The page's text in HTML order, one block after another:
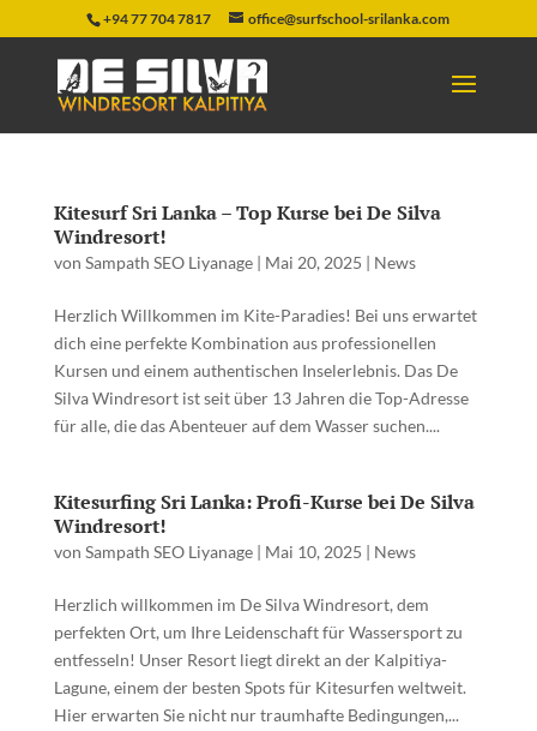
+94 77 704 7817 office@surfschool-srilanka.com
Kitesurf Sri Lanka – Top Kurse bei De Silva
Windresort!
von Sampath SEO Liyanage| Mai 20, 2025 | News
Herzlich Willkommen im Kite-Paradies! Bei uns erwartet
dich eine perfekte Kombination aus professionellen
Kursen und einem authentischen Inselerlebnis. Das De
Silva Windresort ist seit über 13 Jahren die Top-Adresse
für alle, die das Abenteuer auf dem Wasser suchen....
Kitesurfing Sri Lanka: Profi-Kurse bei De Silva
Windresort!
von Sampath SEO Liyanage| Mai 10, 2025 | News
Herzlich willkommen im De Silva Windresort, dem
perfekten Ort, um Ihre Leidenschaft für Wassersport zu
entfesseln! Unser Resort liegt direkt an der Kalpitiya-
Lagune, einem der besten Spots für Kitesurfen weltweit.
Hier erwarten Sie nicht nur traumhafte Bedingungen,...